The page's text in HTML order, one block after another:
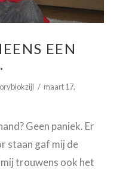
EEN
maart 17,
Geen paniek. Er
staan gaf mij de
trouwens ook het